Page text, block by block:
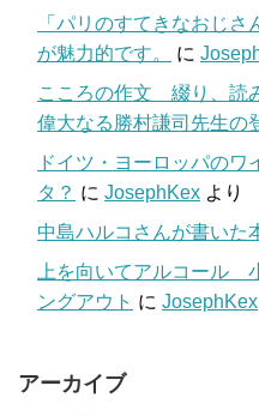
「パリのすてきなおじ
が魅力的です。
に
こころの作文 綴り、読
偉大なる勝村謙司先生の
ドイツ・ヨーロッパのワ
タ？ に JosephKex より
中島ハルコさんが書いた
上を向いてアルコール
ングアウト に JosephKex
アーカイブ